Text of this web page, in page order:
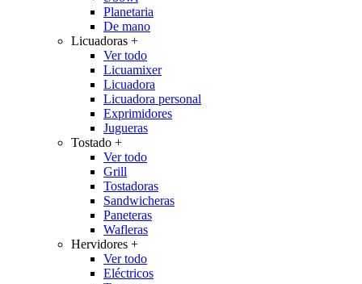
Planetaria
De mano
Licuadoras +
Ver todo
Licuamixer
Licuadora
Licuadora personal
Exprimidores
Jugueras
Tostado +
Ver todo
Grill
Tostadoras
Sandwicheras
Paneteras
Wafleras
Hervidores +
Ver todo
Eléctricos